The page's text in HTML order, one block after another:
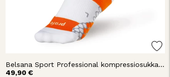
Belsana Sport Professional kompressiosukka nilkka
49,90 €